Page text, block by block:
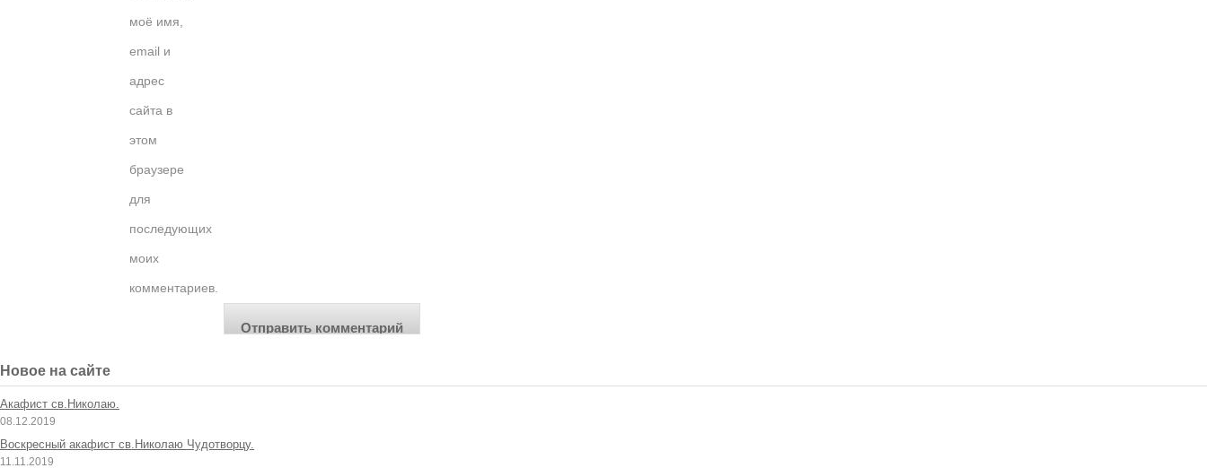
моё имя,
email и
адрес
сайта в
этом
браузере
для
последующих
моих
комментариев.
Новое на сайте
Акафист св.Николаю.
08.12.2019
Воскресный акафист св.Николаю Чудотворцу.
11.11.2019